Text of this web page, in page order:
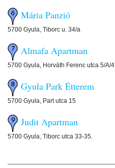
Mária Panzió
5700 Gyula, Tiborc u. 34/a
Almafa Apartman
5700 Gyula, Horváth Ferenc utca 5/A/4
Gyula Park Étterem
5700 Gyula, Part utca 15
Judit Apartman
5700 Gyula, Tiborc utca 33-35.